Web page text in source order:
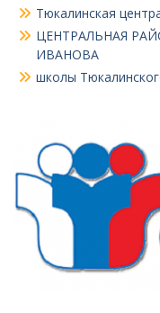
Тюкалинская
ЦЕНТРАЛЬНАЯ
ИВАНОВА
школы